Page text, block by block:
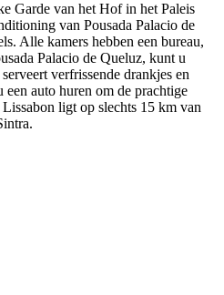
Garde van het Hof in het Paleis
van Pousada Palacio de
Alle kamers hebben een bureau,
Palacio de Queluz, kunt u
verfrissende drankjes en
auto huren om de prachtige
ligt op slechts 15 km van